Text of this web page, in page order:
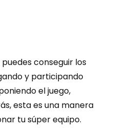
puedes conseguir los
y participando
el juego,
esta es una manera
tu súper equipo.